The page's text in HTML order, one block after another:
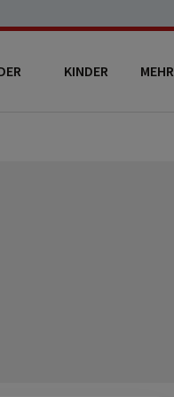
KINDER MEHR